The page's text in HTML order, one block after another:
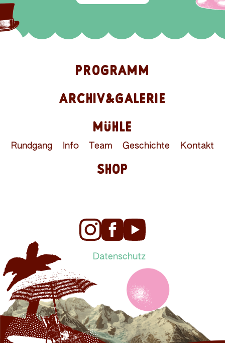
PROGRAMM
ARCHIV&GALERIE
MÜHLE
Rundgang Info Team Geschichte Kontakt
SHOP
Datenschutz